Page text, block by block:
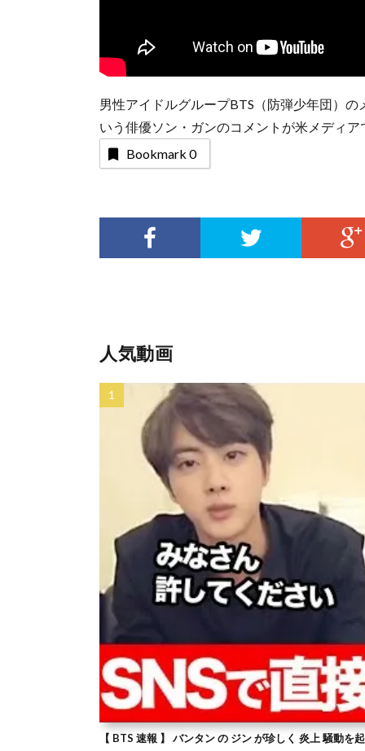
男性アイドルグループBTS（防弾少年団）
いう俳優ソン・ガンのコメントが米メディ
Bookmark 0
人気動画
【 BTS 速報 】 バンタン の ジン が珍しく 炎上 騒動を